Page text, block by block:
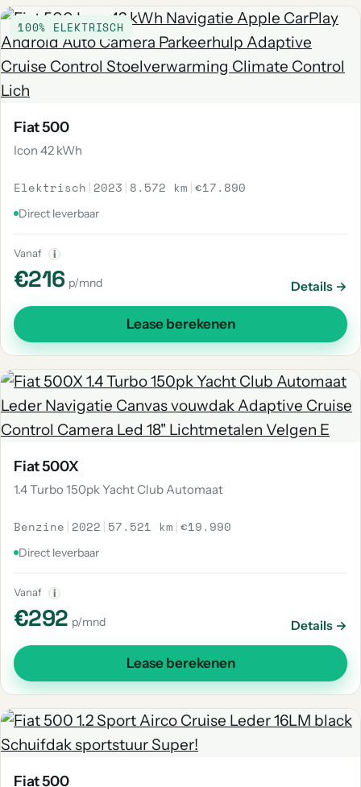
100% ELEKTRISCH
Fiat 500
Icon 42 kWh
Elektrisch | 2023 | 8.572 km |€17.890
Direct leverbaar
Vanaf i
€216 p/mnd Details →
Lease berekenen
Fiat 500X
1.4 Turbo 150pk Yacht Club Automaat
Benzine | 2022 | 57.521 km |€19.990
Direct leverbaar
Vanaf i
€292 p/mnd Details →
Lease berekenen
Fiat 500